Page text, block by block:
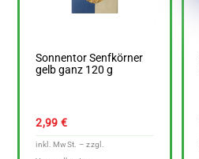
Sonnentor Senfkörner
gelb ganz 120 g
2,99 €